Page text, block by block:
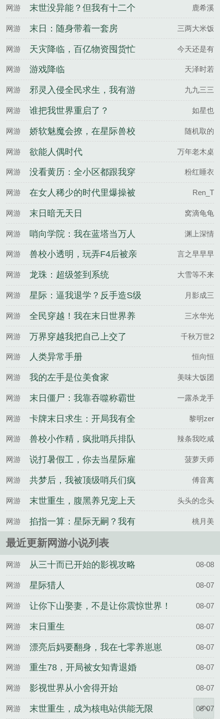
网游
末世没异能？但我有十二个
兽夫
鹿希溪
网游 末日：随身带着一套房 三两大米饭
网游 天灾降临，百亿物资囤货忙 今天还是有
网游 游戏降临 天泽时若
网游
邪灵入侵全民求生，我有游
戏外挂
九九三三
网游 谁把我世界重启了？ 如星也
网游
娇软魅魔会撩，在星际兽校
被宠坏
随机取的
网游 欲能人偶时代 万年老木桌
网游
没看黄历：全小区都跟我穿
越了
粉红睡衣
网游
在女人稀少的时代里爆操被
窒息后无意识的巨乳丰臀美
少女
Ren_T
网游 末日暗无天日 窝滴龟龟
网游
哨向学院：我在蓝塔当万人
迷
渊上深情
网游
兽校小透明，玩弄F4后被亲
哭了
言之早早早
网游 龙珠：超级签到系统 大雪等不来
网游
星际：逼我退学？反手造S级
机甲
月影成三
网游
全民穿越！我在末日世界养
城兽
三水华光
网游 万界穿越我把自己上交了 千秋万世2
网游 人类异常手册 恒向恒
网游 我的左手是位美食家 美味大饭团
网游
末日僵尸：我靠吞噬称霸世
界！
一露杀龙手
网游
卡牌末日求生：开局我有全
知之眼
黎明zer
网游
兽校小作精，疯批哨兵排队
亲
辣条我吃咸
网游
说打暑假工，你去当星际雇
佣兵？
菠萝天师
网游
共梦后，我被顶级哨兵们疯
狂觊觎
傅音离
网游 末世重生，腹黑养兄宠上天 头头的念头
网游
掐指一算：星际无嗣？我有
系统！
桃月美
最近更新网游小说列表
网游 从三十而已开始的影视攻略 08-08
网游 星际猎人 08-07
网游 让你下山娶妻，不是让你震惊世界！ 08-07
网游 末日重生 08-07
网游 漂亮后妈要翻身，我在七零养崽崽 08-07
网游 重生78，开局被女知青退婚 08-07
网游 影视世界从小舍得开始 08-07
网游 末世重生，成为核电站供能无限 08-07